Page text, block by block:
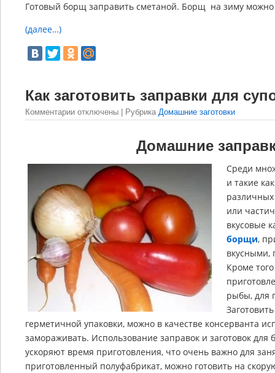
Готовый борщ заправить сметаной. Борщ на зиму можно
(далее…)
Как заготовить заправки для
Комментарии отключены | Рубрика Домашние заготовки
Домашние
Среди
и такие
или
вкусовые
борщи,
вкусными,
Кроме
рыбы, для
герметичной упаковки, можно в качестве консерванта
замораживать. Использование заправок и заготовок
ускоряют время приготовления, что очень важно для
приготовленный полуфабрикат, можно готовить на